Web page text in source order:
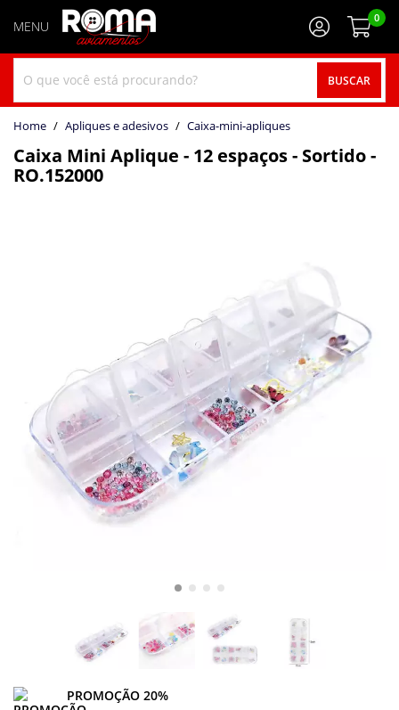
BUSCAR
0
home Apliques e adesivos caixa-mini-apliques
Caixa Mini Aplique - 12 espaços - Sortido -
RO.152000
PROMOÇÃO 20%